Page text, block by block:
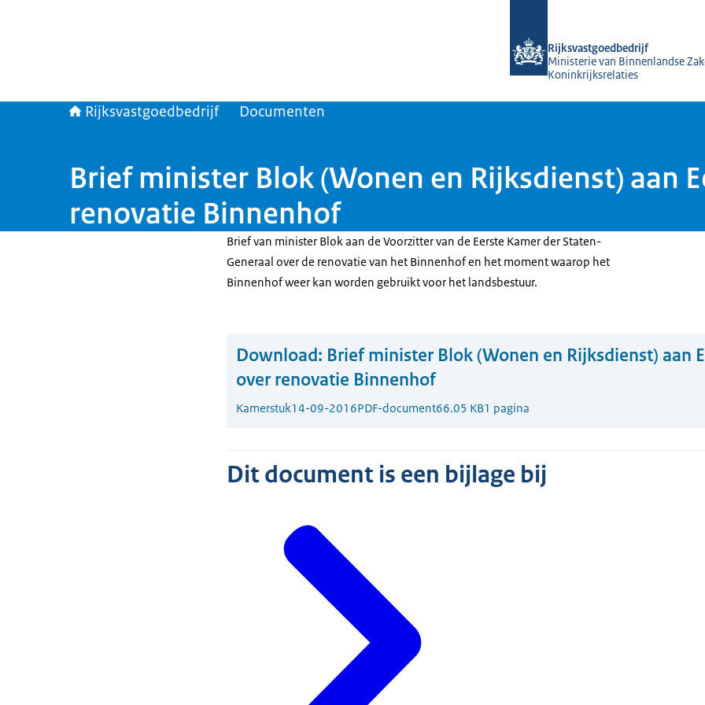
Rijksvastgoedbedrijf
Ministerie van Binnenlandse
Koninkrijksrelaties
Rijksvastgoedbedrijf Documenten
Brief minister Blok (Wonen en Rijksdienst) aan
renovatie Binnenhof
Brief van minister Blok aan de Voorzitter van de Eerste Kamer der Staten-
Generaal over de renovatie van het Binnenhof en het moment waarop het
Binnenhof weer kan worden gebruikt voor het landsbestuur.
Download: Brief minister Blok (Wonen en Rijksdienst) aan
over renovatie Binnenhof
Kamerstuk14-09-2016PDF-document66.05 KB1 pagina
Dit document is een bijlage bij